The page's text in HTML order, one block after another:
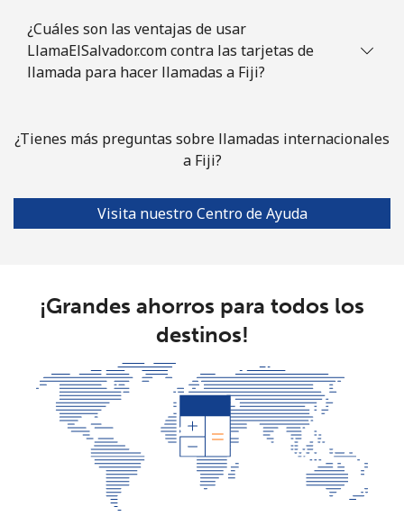
¿Cuáles son las ventajas de usar
LlamaElSalvador.com contra las tarjetas de
llamada para hacer llamadas a Fiji?
¿Tienes más preguntas sobre llamadas internacionales
a Fiji?
Visita nuestro Centro de Ayuda
¡Grandes ahorros para todos los
destinos!